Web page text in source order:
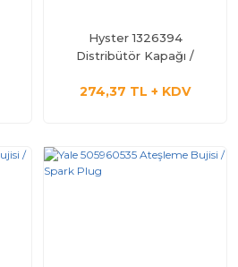
Hyster 1326394
Distribütör Kapağı /
274,37 TL + KDV